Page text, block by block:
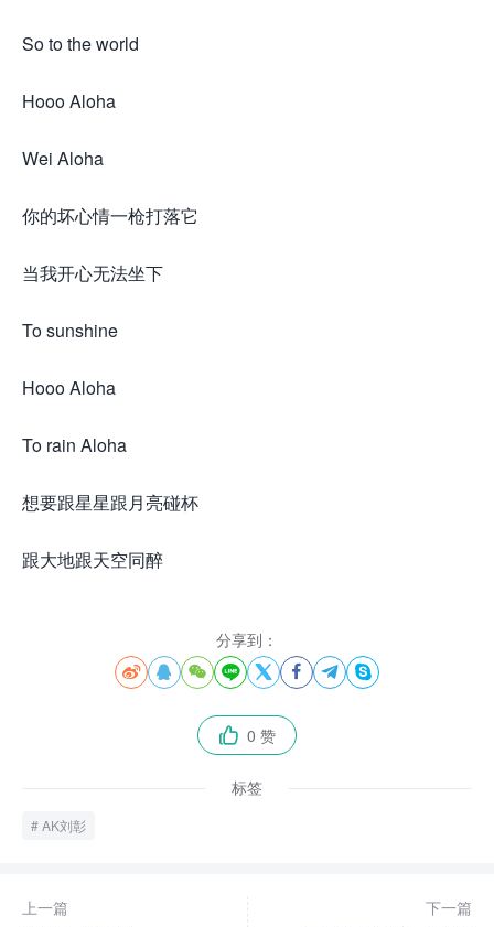
So to the world
Hooo Aloha
Wei Aloha
你的坏心情一枪打落它
当我开心无法坐下
To sunshine
Hooo Aloha
To rain Aloha
想要跟星星跟月亮碰杯
跟大地跟天空同醉
分享到：
       
 0 赞
标签
AK刘彰
上一篇
下一篇